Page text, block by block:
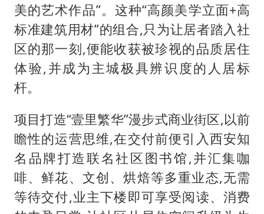
美的艺术作品”。这种“高颜美学立面+高
标准建筑用材”的组合,只为让居者踏入社
区的那一刻,便能收获被珍视的品质居住
体验,并成为主城极具辨识度的人居标
杆。
项目打造“壹里繁华”漫步式商业街区,以前
瞻性的运营思维,在交付前便引入西安知
名品牌打造联名社区图书馆,并汇集咖
啡、鲜花、文创、烘焙等多重业态,无需
等待交付,业主下楼即可享受阅读、消费